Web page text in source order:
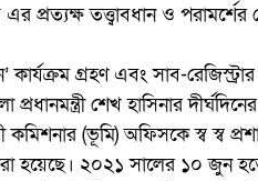
প্রত্যক্ষ তত্ত্বাবধান ও পরামর্শের
কার্যক্রম গ্রহণ এবং সাব-
শেখ হাসিনার
কমিশনার (ভূমি) অফিসকে স্ব স্ব
হয়েছে। ২০২১ সালের ১০ জুন